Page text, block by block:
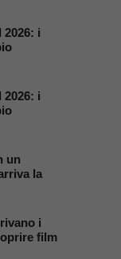
i
i
un
la
i
film